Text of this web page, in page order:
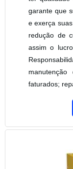
garante que
e exerça
redução de
assim o
faturados;